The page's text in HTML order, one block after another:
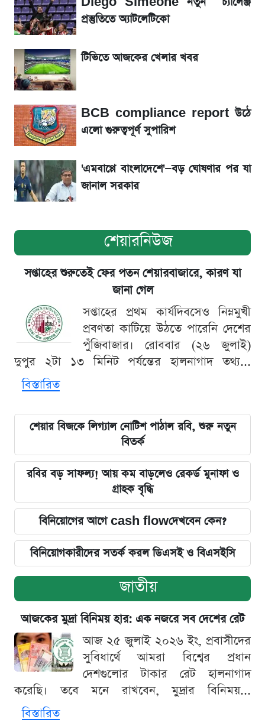
রবির বড় সাফল্য! আয় কম বাড়লেও রেকর্ড মুনাফা ও
গ্রাহক বৃদ্ধি
শেয়ার বিজকে লিগ্যাল নোটিশ পাঠাল রবি, শুরু নতুন
বিতর্ক
সৌদিতে বাংলাদেশিদের আকামা নবায়নে বদলে গেল
নিয়ম
প্রস্তুতিতে অ্যাটলেটিকো
টিভিতে আজকের খেলার খবর
BCB compliance report উঠে
এলো গুরুত্বপূর্ণ সুপারিশ
'এমবাপ্পে বাংলাদেশে'—বড় ঘোষণার পর যা
জানাল সরকার
শেয়ারনিউজ
সপ্তাহের শুরুতেই ফের পতন শেয়ারবাজারে, কারণ যা
জানা গেল
সপ্তাহের প্রথম কার্যদিবসেও নিম্নমুখী
প্রবণতা কাটিয়ে উঠতে পারেনি দেশের
পুঁজিবাজার। রোববার (২৬ জুলাই)
দুপুর ২টা ১৩ মিনিট পর্যন্তের হালনাগাদ তথ্য...
বিস্তারিত
শেয়ার বিজকে লিগ্যাল নোটিশ পাঠাল রবি, শুরু নতুন
বিতর্ক
রবির বড় সাফল্য! আয় কম বাড়লেও রেকর্ড মুনাফা ও
গ্রাহক বৃদ্ধি
বিনিয়োগের আগে cash flowদেখবেন কেন?
বিনিয়োগকারীদের সতর্ক করল ডিএসই ও বিএসইসি
জাতীয়
আজকের মুদ্রা বিনিময় হার: এক নজরে সব দেশের রেট
আজ ২৫ জুলাই ২০২৬ ইং, প্রবাসীদের
সুবিধার্থে আমরা বিশ্বের প্রধান
দেশগুলোর টাকার রেট হালনাগাদ
করেছি। তবে মনে রাখবেন, মুদ্রার বিনিময়...
বিস্তারিত